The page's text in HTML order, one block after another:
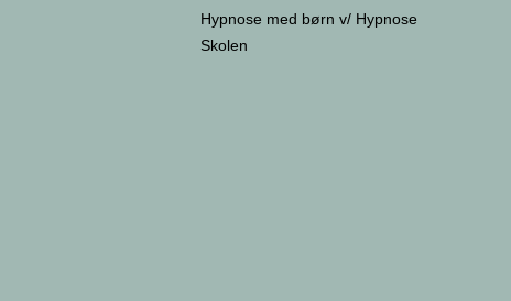
Hypnose med børn v/ Hypnose
Skolen